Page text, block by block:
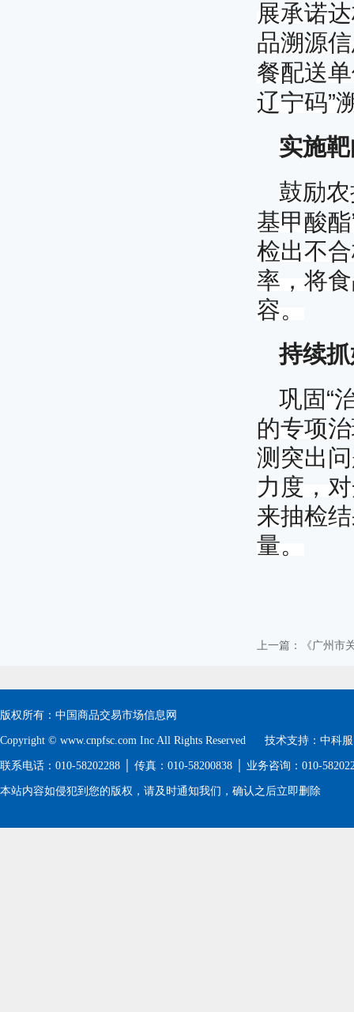
展承诺
品溯源
餐配送
辽宁码”
实施
鼓励
基甲酸酯
检出不
率，将
容。
持续
巩固“
的专项
测突出
力度，
来抽检
量。
上一篇：《广州市
版权所有：中国商品交易市场信息网
Copyright © www.cnpfsc.com Inc All Rights Reserved 技术支持： 中科服
联系电话：010-58202288 │ 传真：010-58200838 │ 业务咨询：010-
本站内容如侵犯到您的版权，请及时通知我们，确认之后立即删除